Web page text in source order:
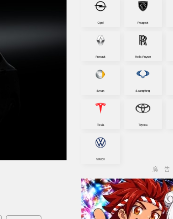
Opel Peugeot
Renault Rolls-Royce
Smart SsangYong
Tesla Toyota
VWCV
廣告